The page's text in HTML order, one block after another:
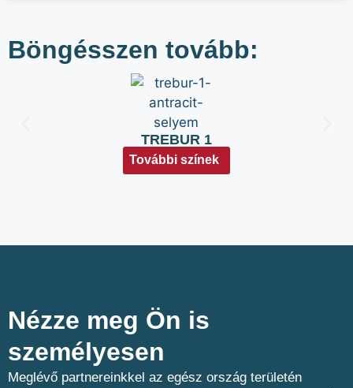
Böngésszen tovább:
TREBUR 1
További színek
Nézze meg Ön is
személyesen​
Meglévő partnereinkkel az egész ország területén